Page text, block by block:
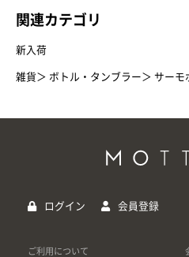
関連カテゴリ
新入荷
雑貨 ＞ ボトル・タンブラー ＞ サーモ
ログイン 会員登録
ご利用について